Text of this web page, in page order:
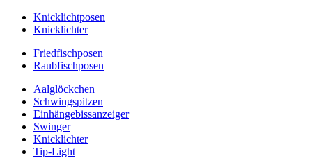
Knicklichtposen
Knicklichter
Friedfischposen
Raubfischposen
Aalglöckchen
Schwingspitzen
Einhängebissanzeiger
Swinger
Knicklichter
Tip-Light